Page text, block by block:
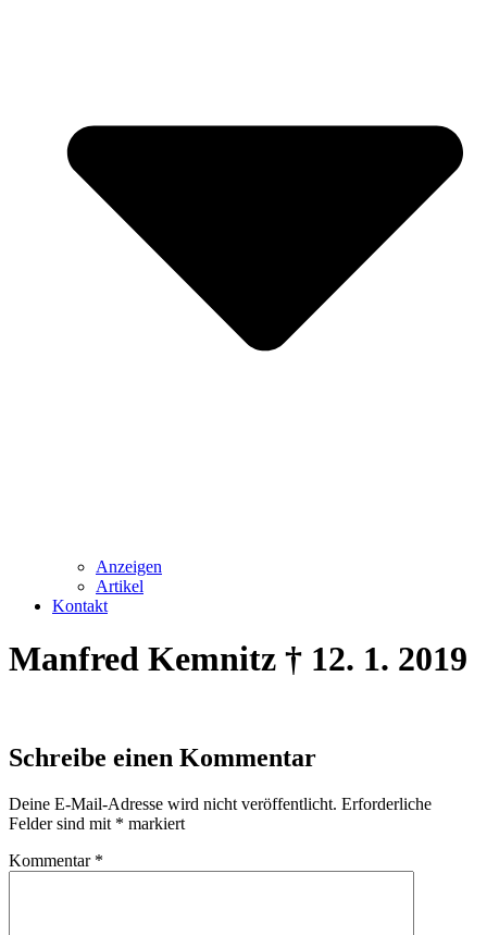
Anzeigen
Artikel
Kontakt
Manfred Kemnitz † 12. 1. 2019
Schreibe einen Kommentar
Deine E-Mail-Adresse wird nicht veröffentlicht. Erforderliche
Felder sind mit * markiert
Kommentar *